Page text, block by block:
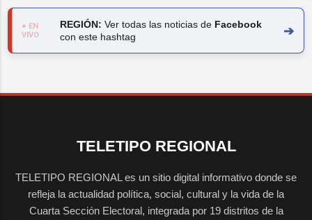
● EN
VIVO
REGIÓN: Ver todas las noticias de Facebook
con este hashtag
➔
TELETIPO REGIONAL
TELETIPO REGIONAL es un sitio digital informativo donde se
refleja la actualidad política, social, cultural y la vida de la
Cuarta Sección Electoral, integrada por 19 distritos de la